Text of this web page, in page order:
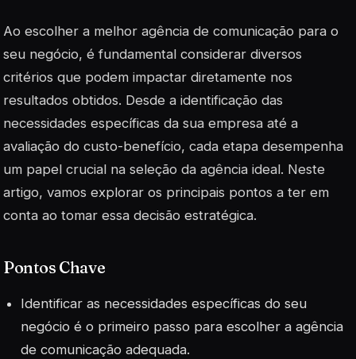
Ao escolher a melhor agência de comunicação para o
seu negócio, é fundamental considerar diversos
critérios que podem impactar diretamente nos
resultados obtidos. Desde a identificação das
necessidades específicas da sua empresa até a
avaliação do custo-benefício, cada etapa desempenha
um papel crucial na seleção da agência ideal. Neste
artigo, vamos explorar os principais pontos a ter em
conta ao tomar essa decisão estratégica.
Pontos Chave
Identificar as necessidades específicas do seu
negócio é o primeiro passo para escolher a agência
de comunicação adequada.